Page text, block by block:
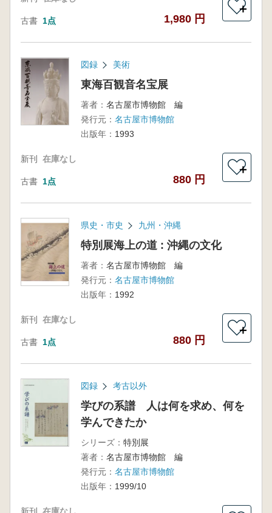
古書 1点 1,980 円
＋
図録 美術
東海百観音名宝展
著者： 名古屋市博物館 編
発行元： 名古屋市博物館
出版年： 1993
新刊 在庫なし
古書 1点 880 円
＋
県史・市史 九州・沖縄
特別展海上の道 : 沖縄の文化
著者： 名古屋市博物館 編
発行元： 名古屋市博物館
出版年： 1992
新刊 在庫なし
古書 1点 880 円
＋
図録 考古以外
学びの系譜 人は何を求め、何を
学んできたか
シリーズ： 特別展
著者： 名古屋市博物館 編
発行元： 名古屋市博物館
出版年： 1999/10